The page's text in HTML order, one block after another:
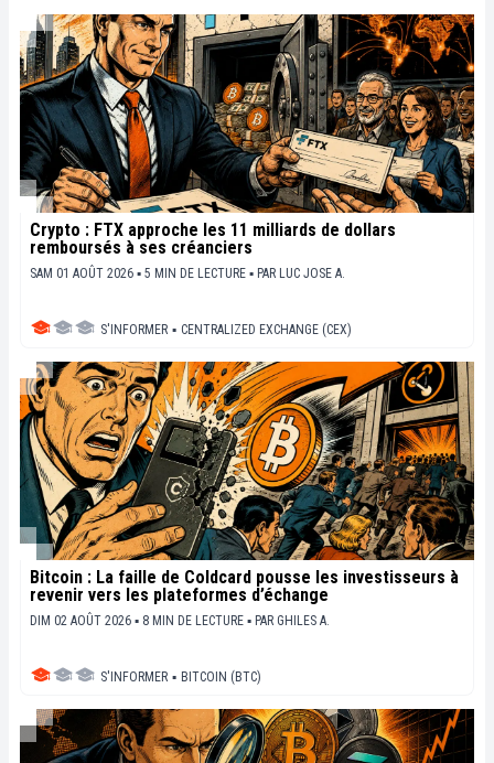
Crypto : FTX approche les 11 milliards de dollars
remboursés à ses créanciers
SAM 01 AOÛT 2026 ▪ 5 MIN DE LECTURE ▪ PAR LUC JOSE A.
S'INFORMER ▪ CENTRALIZED EXCHANGE (CEX)
Bitcoin : La faille de Coldcard pousse les investisseurs à
revenir vers les plateformes d’échange
DIM 02 AOÛT 2026 ▪ 8 MIN DE LECTURE ▪ PAR GHILES A.
S'INFORMER ▪ BITCOIN (BTC)